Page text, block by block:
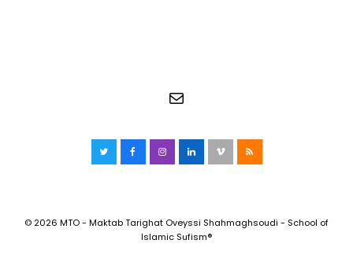
E-mail
Twitter FacebookInstagram
LinkedInVimeoRSS
© 2026 MTO - Maktab Tarighat Oveyssi Shahmaghsoudi - School of
Islamic Sufism®